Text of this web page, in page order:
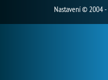
Nastavení© 2004 -